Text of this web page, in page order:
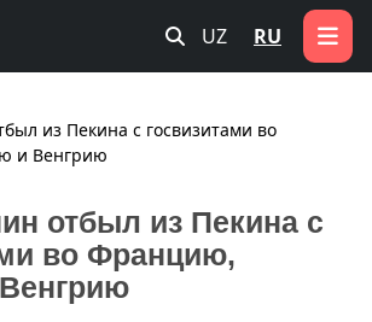
UZ RU
из Пекина с госвизитами во
и Венгрию
отбыл из Пекина с
во Францию,